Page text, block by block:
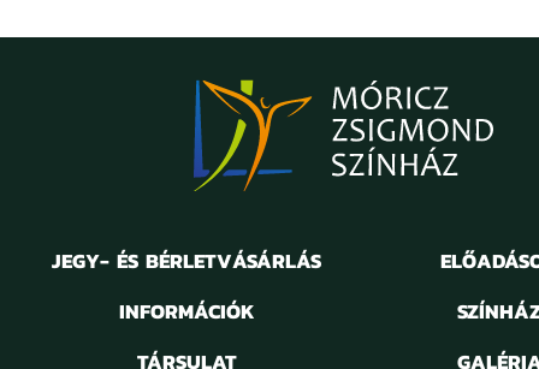
JEGY- ÉS BÉRLETVÁSÁRLÁS
INFORMÁCIÓK
TÁRSULAT